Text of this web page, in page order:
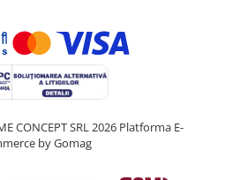
CONCEPT SRL 2026 Platforma E-
by Gomag